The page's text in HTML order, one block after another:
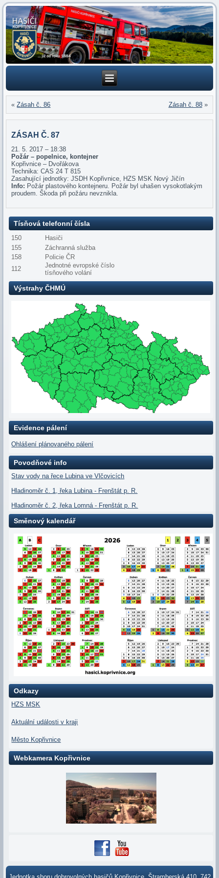
«Zásah č. 86 Zásah č. 88»
ZÁSAH Č. 87
21. 5. 2017 – 18:38
Požár – popelnice, kontejner
Kopřivnice – Dvořákova
Technika: CAS 24 T 815
Zasahující jednotky: JSDH Kopřivnice, HZS MSK Nový Jičín
Info: Požár plastového kontejneru. Požár byl uhašen vysokotlakým
proudem. Škoda při požáru nevznikla.
Tísňová telefonní čísla
150
Hasiči
155
Záchranná služba
158
Policie ČR
112
Jednotné evropské číslo
tísňového volání
Výstrahy ČHMÚ
Evidence pálení
Ohlášení plánovaného pálení
Povodňové info
Stav vody na řece Lubina ve Vlčovicích
Hladinoměr č. 1, řeka Lubina - Frenštát p. R.
Hladinoměr č. 2, řeka Lomná - Frenštát p. R.
Směnový kalendář
Odkazy
HZS MSK
Aktuální události v kraji
Město Kopřivnice
Webkamera Kopřivnice